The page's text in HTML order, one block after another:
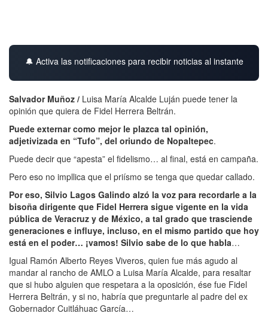
🔔 Activa las notificaciones para recibir noticias al instante
Salvador Muñoz / Luisa María Alcalde Luján puede tener la
opinión que quiera de Fidel Herrera Beltrán.
Puede externar como mejor le plazca tal opinión,
adjetivizada en “Tufo”, del oriundo de Nopaltepec.
Puede decir que “apesta” el fidelismo… al final, está en campaña.
Pero eso no impllica que el priísmo se tenga que quedar callado.
Por eso, Silvio Lagos Galindo alzó la voz para recordarle a la
bisoña dirigente que Fidel Herrera sigue vigente en la vida
pública de Veracruz y de México, a tal grado que trasciende
generaciones e influye, incluso, en el mismo partido que hoy
está en el poder… ¡vamos! Silvio sabe de lo que habla…
Igual Ramón Alberto Reyes Viveros, quien fue más agudo al
mandar al rancho de AMLO a Luisa María Alcalde, para resaltar
que si hubo alguien que respetara a la oposición, ése fue Fidel
Herrera Beltrán, y si no, habría que preguntarle al padre del ex
Gobernador Cuitláhuac García…